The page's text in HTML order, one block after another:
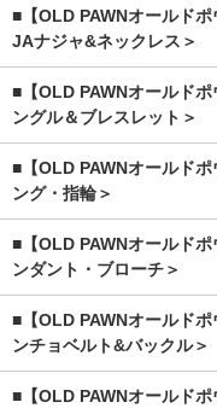
■【OLD PAWNオールド
JAナジャ&ネックレス＞
■【OLD PAWNオールド
ングル＆ブレスレット＞
■【OLD PAWNオールド
ング・指輪＞
■【OLD PAWNオールド
ンダント・ブローチ＞
■【OLD PAWNオールド
ンチョベルト&バックル＞
■【OLD PAWNオールド